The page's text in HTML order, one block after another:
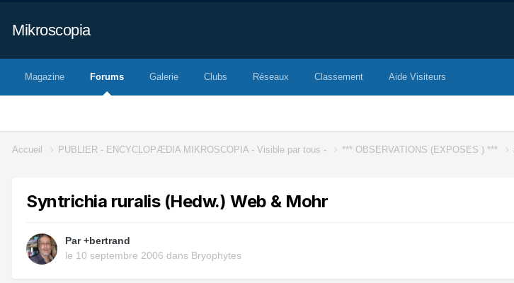
Mikroscopia
Magazine Forums Galerie Clubs Réseaux Classement Aide Visiteurs
Accueil PUBLIER - ENCYCLOPÆDIA MIKROSCOPIA - Visible par tous - *** OBSERVATIONS (EXPOSES ) ***
Syntrichia ruralis (Hedw.) Web & Mohr
Par+bertrand
le 10 septembre 2006 dans Bryophytes